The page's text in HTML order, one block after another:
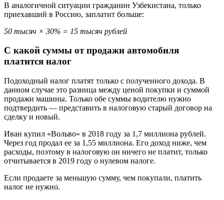
В аналогичной ситуации гражданин Узбекистана, только
приехавший в Россию, заплатит больше:
50 тысяч × 30% = 15 тысяч рублей
С какой суммы от продажи автомобиля
платится налог
Подоходный налог платят только с полученного дохода. В
данном случае это разница между ценой покупки и суммой
продажи машины. Только обе суммы водителю нужно
подтвердить — представить в налоговую старый договор на
сделку и новый.
Иван купил «Вольво» в 2018 году за 1,7 миллиона рублей.
Через год продал ее за 1,55 миллиона. Его доход ниже, чем
расходы, поэтому в налоговую он ничего не платит, только
отчитывается в 2019 году о нулевом налоге.
Если продаете за меньшую сумму, чем покупали, платить
налог не нужно.